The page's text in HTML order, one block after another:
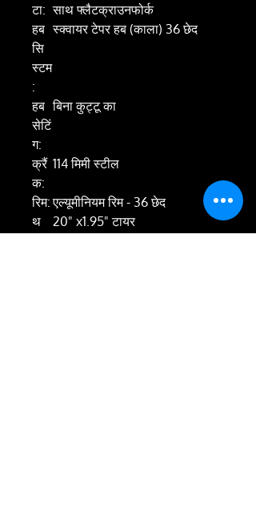
टा: साथ फ्लैटक्राउनफोर्क
हब
सि
स्टम
:
स्क्वायर टेपर हब (काला) 36 छेद
हब
सेटिं
ग:
बिना कुट्टू का
क्रैं
क:
114 मिमी स्टील
रिम: एल्यूमीनियम रिम - 36 छेद
थ
20" x1.95" टायर